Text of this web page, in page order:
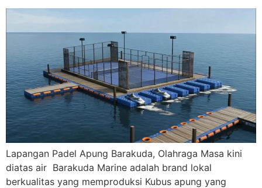
Lapangan Padel Apung Barakuda, Olahraga Masa kini
diatas air Barakuda Marine adalah brand lokal
berkualitas yang memproduksi Kubus apung yang